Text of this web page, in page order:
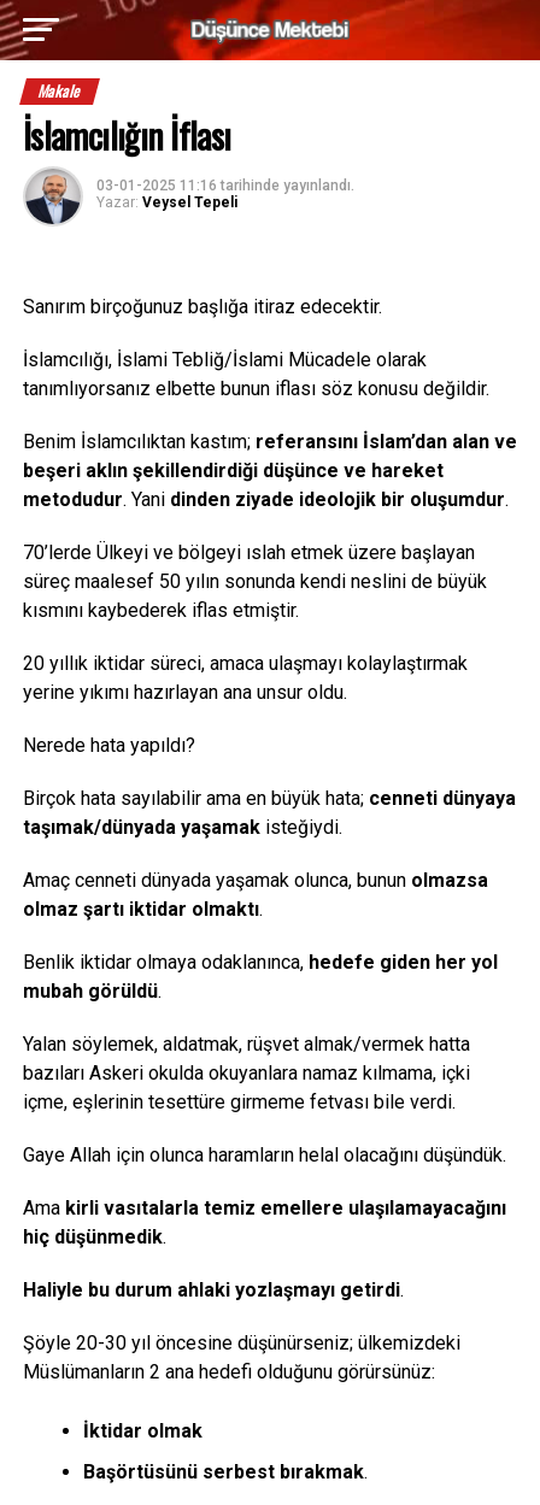
Makale
İslamcılığın İflası
03-01-2025 11:16 tarihinde yayınlandı.
Yazar: Veysel Tepeli
Sanırım birçoğunuz başlığa itiraz edecektir.
İslamcılığı, İslami Tebliğ/İslami Mücadele olarak
tanımlıyorsanız elbette bunun iflası söz konusu değildir.
Benim İslamcılıktan kastım; referansını İslam’dan alan ve
beşeri aklın şekillendirdiği düşünce ve hareket
metodudur. Yani dinden ziyade ideolojik bir oluşumdur.
70’lerde Ülkeyi ve bölgeyi ıslah etmek üzere başlayan
süreç maalesef 50 yılın sonunda kendi neslini de büyük
kısmını kaybederek iflas etmiştir.
20 yıllık iktidar süreci, amaca ulaşmayı kolaylaştırmak
yerine yıkımı hazırlayan ana unsur oldu.
Nerede hata yapıldı?
Birçok hata sayılabilir ama en büyük hata; cenneti dünyaya
taşımak/dünyada yaşamakisteğiydi.
Amaç cenneti dünyada yaşamak olunca, bunun olmazsa
olmaz şartı iktidar olmaktı.
Benlik iktidar olmaya odaklanınca, hedefe giden her yol
mubah görüldü.
Yalan söylemek, aldatmak, rüşvet almak/vermek hatta
bazıları Askeri okulda okuyanlara namaz kılmama, içki
içme, eşlerinin tesettüre girmeme fetvası bile verdi.
Gaye Allah için olunca haramların helal olacağını düşündük.
Ama kirli vasıtalarla temiz emellere ulaşılamayacağını
hiç düşünmedik.
Haliyle bu durum ahlaki yozlaşmayı getirdi.
Şöyle 20-30 yıl öncesine düşünürseniz; ülkemizdeki
Müslümanların 2 ana hedefi olduğunu görürsünüz:
İktidar olmak
Başörtüsünü serbest bırakmak.